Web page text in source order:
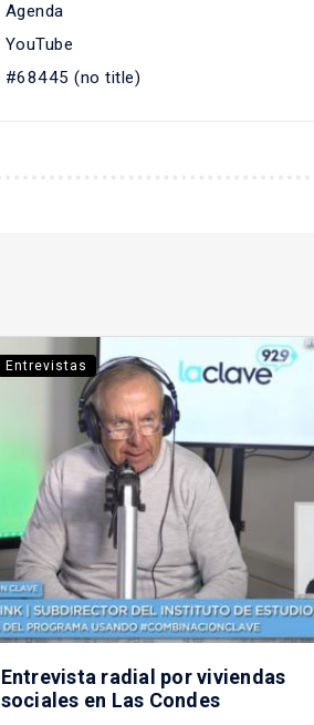
Agenda
YouTube
#68445 (no title)
Entrevistas
Entrevista radial por viviendas
sociales en Las Condes